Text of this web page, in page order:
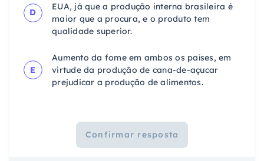
D
EUA, já que a produção interna brasileira é
maior que a procura, e o produto tem
qualidade superior.
E
Aumento da fome em ambos os países, em
virtude da produção de cana-de-açucar
prejudicar a produção de alimentos.
Confirmar resposta